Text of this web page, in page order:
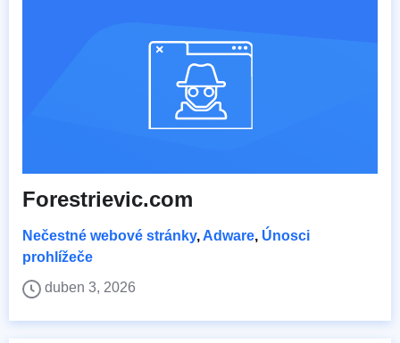
Forestrievic.com
Nečestné webové stránky, Adware, Únosci
prohlížeče
duben 3, 2026